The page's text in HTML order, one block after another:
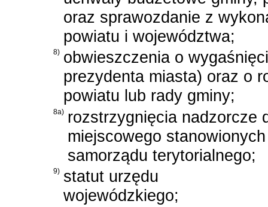
oraz sprawozdanie z
powiatu i województwa;
8) obwieszczenia o
prezydenta miasta) oraz o
powiatu lub rady gminy;
8a) rozstrzygnięcia nadzorcze
miejscowego
samorządu terytorialnego;
9) statut urzędu
wojewódzkiego;